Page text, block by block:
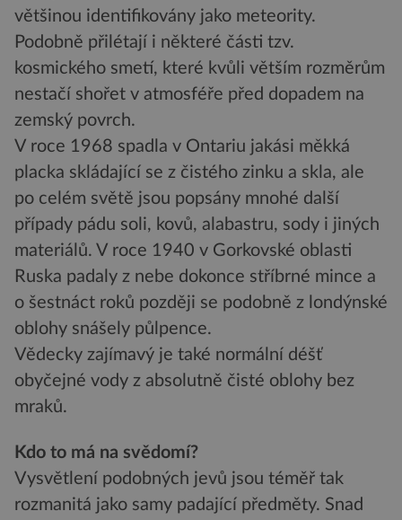
většinou identifikovány jako meteority.
Podobně přilétají i některé části tzv.
kosmického smetí, které kvůli větším rozměrům
nestačí shořet v atmosféře před dopadem na
zemský povrch.
V roce 1968 spadla v Ontariu jakási měkká
placka skládající se z čistého zinku a skla, ale
po celém světě jsou popsány mnohé další
případy pádu soli, kovů, alabastru, sody i jiných
materiálů. V roce 1940 v Gorkovské oblasti
Ruska padaly z nebe dokonce stříbrné mince a
o šestnáct roků později se podobně z londýnské
oblohy snášely půlpence.
Vědecky zajímavý je také normální déšť
obyčejné vody z absolutně čisté oblohy bez
mraků.
Kdo to má na svědomí?
Vysvětlení podobných jevů jsou téměř tak
rozmanitá jako samy padající předměty. Snad